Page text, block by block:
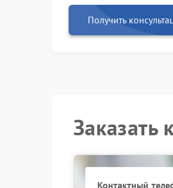
Получить
Заказать
Контактный